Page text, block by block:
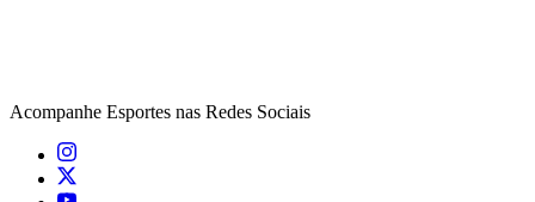
Acompanhe Esportes nas Redes Sociais